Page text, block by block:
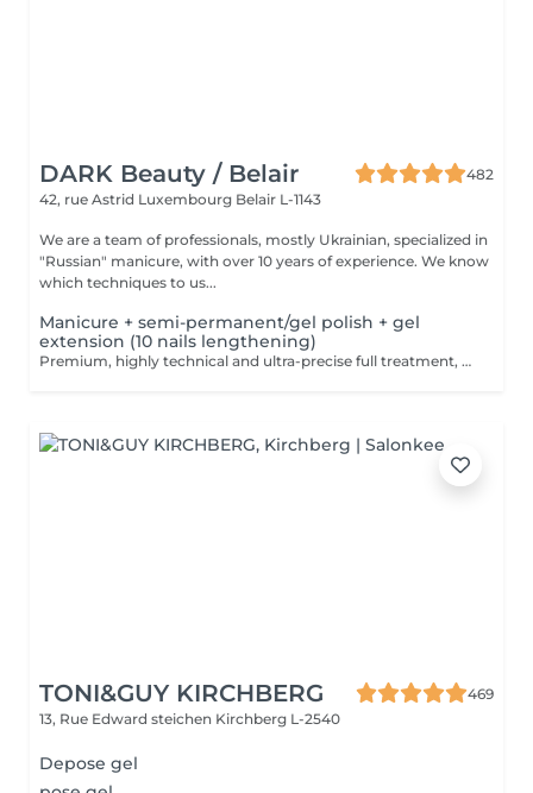
DARK Beauty / Belair
482
42, rue Astrid Luxembourg Belair L-1143
We are a team of professionals, mostly Ukrainian, specialized in
"Russian" manicure, with over 10 years of experience. We know
which techniques to us...
Manicure + semi-permanent/gel polish + gel
extension (10 nails lengthening)
Premium, highly technical and ultra-precise full treatment, performed mainly with an e-file to achieve a perfectly clean nail contour and apply the polish as close as possible, even slightly under the cuticle. This technique helps visually delay the regrowth by around 10 days. Visual result: -Extremely well-groomed nails, clean contours, flawless shape -Instagram / photo studio effect: neat, precise, with no visible dry skin During this service, we will also increase the length of your nails using a specialized gel material, ensuring a naturally beautiful result. This 'EXTENSION' has to be done just once, after which subsequent appointments will be designated as 'Manicure + semi-permanent/gel polish + gel reinforcement (long or fragile nails)'. We also include a gel reinforcement, as a perfect solution for flawless and long-lasting nails: -The average durability is 4 weeks!! Service content: -Removal of old semi-permanent and/or gel polish (if needed, already include in this price/service) -Very meticulous preparation of the nail plate -Removal of dead skin -Shape and file nails -Gentle cuticle care -Gel nail extension -Gel reinforcement -Correction of the nail shape -Application of semi-permanent nail polish -Application of cuticle oil and hand cream Optional : -EXTENSION longest than 4th size -> +20€ (if so please book "WITH complex design") -Price per nail for nail art on up to 5 nails (if so please book "WITH simple design") +3€/nail -Price for simple design (French, Chrome, Baby Boomer, Cat Eyes, Stickers, Foil) 6-10 nails -> +20€ -Price for complex design (3D, Hand drawings, Stamping, French with Chrome, Baby Boomer with Chrome, French with Cat Eyes) 6-10 nails -> +30€
TONI&GUY KIRCHBERG
469
13, Rue Edward steichen Kirchberg L-2540
Depose gel